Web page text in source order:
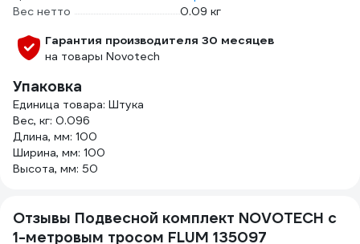
Вес нетто
0.09 кг
Гарантия производителя 30 месяцев
на товары Novotech
Упаковка
Единица товара: Штука
Вес, кг: 0.096
Длина, мм: 100
Ширина, мм: 100
Высота, мм: 50
Отзывы Подвесной комплект NOVOTECH с
1-метровым тросом FLUM 135097